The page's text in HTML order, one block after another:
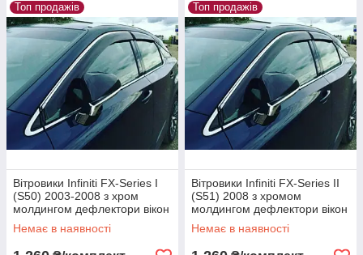
Топ продажів
Вітровики Infiniti FX-Series I
(S50) 2003-2008 з хром
молдингом дефлектори вікон
Інфініті ФXСерієсС50
Немає в наявності
Топ продажів
Вітровики Infiniti FX-Series II
(S51) 2008 з хромом
молдингом дефлектори вікон
Інфініті ФXСерієс 2 С51
Немає в наявності